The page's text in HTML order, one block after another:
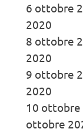
6 ottobre
2020
8 ottobre
2020
9 ottobre
2020
10 ottobre
ottobre